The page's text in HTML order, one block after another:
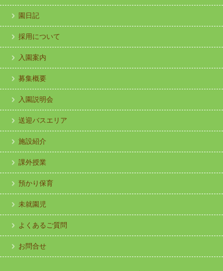
園日記
採用について
入園案内
募集概要
入園説明会
送迎バスエリア
施設紹介
課外授業
預かり保育
未就園児
よくあるご質問
お問合せ